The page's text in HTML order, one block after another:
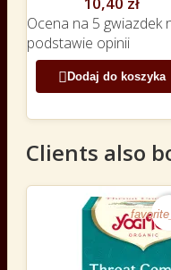
Ocena na 5 gwiazdek
podstawie opinii
 Dodaj do koszyka
Clients also